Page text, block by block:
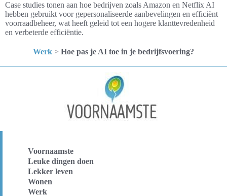
Case studies tonen aan hoe bedrijven zoals Amazon en Netflix AI
hebben gebruikt voor gepersonaliseerde aanbevelingen en efficiënt
voorraadbeheer, wat heeft geleid tot een hogere klanttevredenheid
en verbeterde efficiëntie.
Werk > Hoe pas je AI toe in je bedrijfsvoering?
Voornaamste
Leuke dingen doen
Lekker leven
Wonen
Werk